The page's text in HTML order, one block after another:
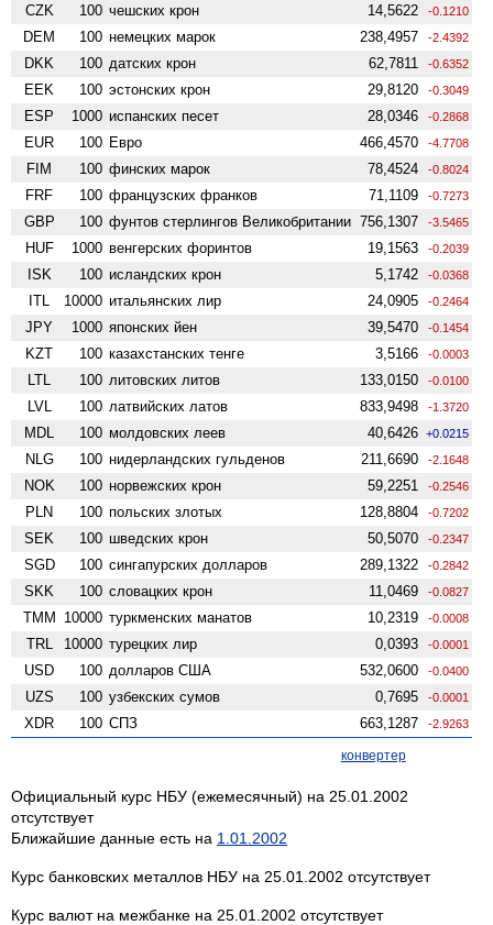
CZK 100 чешских крон 14,5622 -0.1210
DEM 100 немецких марок 238,4957 -2.4392
DKK 100 датских крон 62,7811 -0.6352
EEK 100 эстонских крон 29,8120 -0.3049
ESP 1000 испанских песет 28,0346 -0.2868
EUR 100 Евро 466,4570 -4.7708
FIM 100 финских марок 78,4524 -0.8024
FRF 100 французских франков 71,1109 -0.7273
GBP 100 фунтов стерлингов Велико­британии 756,1307 -3.5465
HUF 1000 венгерских форинтов 19,1563 -0.2039
ISK 100 исландских крон 5,1742 -0.0368
ITL 10000 итальянских лир 24,0905 -0.2464
JPY 1000 японских йен 39,5470 -0.1454
KZT 100 казахстанских тенге 3,5166 -0.0003
LTL 100 литовских литов 133,0150 -0.0100
LVL 100 латвийских латов 833,9498 -1.3720
MDL 100 молдовских леев 40,6426 +0.0215
NLG 100 нидерландских гульденов 211,6690 -2.1648
NOK 100 норвежских крон 59,2251 -0.2546
PLN 100 польских злотых 128,8804 -0.7202
SEK 100 шведских крон 50,5070 -0.2347
SGD 100 сингапурских долларов 289,1322 -0.2842
SKK 100 словацких крон 11,0469 -0.0827
TMM 10000 туркменских манатов 10,2319 -0.0008
TRL 10000 турецких лир 0,0393 -0.0001
USD 100 долларов США 532,0600 -0.0400
UZS 100 узбекских сумов 0,7695 -0.0001
XDR 100 СПЗ 663,1287 -2.9263
конвертер
Официальный курс НБУ (ежемесячный) на 25.01.2002
отсутствует
Ближайшие данные есть на 1.01.2002
Курс банковских металлов НБУ на 25.01.2002 отсутствует
Курс валют на межбанке на 25.01.2002 отсутствует